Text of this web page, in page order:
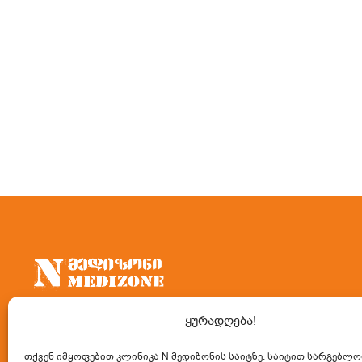
ყურადღება!
თქვენ იმყოფებით კლინიკა N მედიზონის საიტზე. საიტით
კლინიკა “N მედიზონი” წარმოადგენს
საკონსულტაციო-დიაგნოსტიკურ ცენტრს,